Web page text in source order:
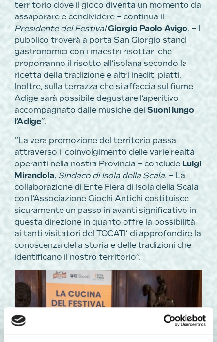
territorio dove il gioco diventa un momento da
assaporare e condividere – continua il
Presidente del Festival Giorgio Paolo Avigo. – Il
pubblico troverà a porta San Giorgio stand
gastronomici con i maestri risottari che
proporranno il risotto all’isolana secondo la
ricetta della tradizione e altri inediti piatti.
Inoltre, sulla terrazza che si affaccia sul fiume
Adige sarà possibile degustare l’aperitivo
accompagnato dalle musiche dei Suoni lungo
l’Adige”.
“La vera promozione del territorio passa
attraverso il coinvolgimento delle varie realtà
operanti nella nostra Provincia – conclude Luigi
Mirandola, Sindaco di Isola della Scala. – La
collaborazione di Ente Fiera di Isola della Scala
con l’Associazione Giochi Antichi costituisce
sicuramente un passo in avanti significativo in
questa direzione in quanto offre la possibilità
ai tanti visitatori del TOCATI’ di approfondire la
conoscenza della storia e delle tradizioni che
identificano il nostro territorio”.